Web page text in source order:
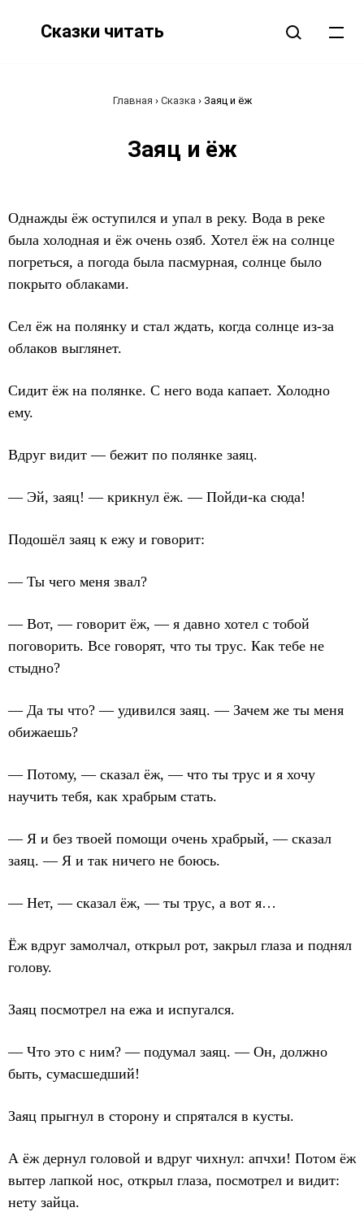
Сказки читать
Главная › Сказка › Заяц и ёж
Заяц и ёж
Однажды ёж оступился и упал в реку. Вода в реке
была холодная и ёж очень озяб. Хотел ёж на солнце
погреться, а погода была пасмурная, солнце было
покрыто облаками.
Сел ёж на полянку и стал ждать, когда солнце из-за
облаков выглянет.
Сидит ёж на полянке. С него вода капает. Холодно
ему.
Вдруг видит — бежит по полянке заяц.
— Эй, заяц! — крикнул ёж. — Пойди-ка сюда!
Подошёл заяц к ежу и говорит:
— Ты чего меня звал?
— Вот, — говорит ёж, — я давно хотел с тобой
поговорить. Все говорят, что ты трус. Как тебе не
стыдно?
— Да ты что? — удивился заяц. — Зачем же ты меня
обижаешь?
— Потому, — сказал ёж, — что ты трус и я хочу
научить тебя, как храбрым стать.
— Я и без твоей помощи очень храбрый, — сказал
заяц. — Я и так ничего не боюсь.
— Нет, — сказал ёж, — ты трус, а вот я…
Ёж вдруг замолчал, открыл рот, закрыл глаза и поднял
голову.
Заяц посмотрел на ежа и испугался.
— Что это с ним? — подумал заяц. — Он, должно
быть, сумасшедший!
Заяц прыгнул в сторону и спрятался в кусты.
А ёж дернул головой и вдруг чихнул: апчхи! Потом ёж
вытер лапкой нос, открыл глаза, посмотрел и видит:
нету зайца.